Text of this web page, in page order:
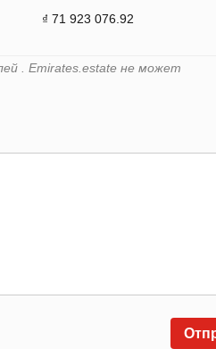
₫ 71 923 076.92
. Emirates.estate не может